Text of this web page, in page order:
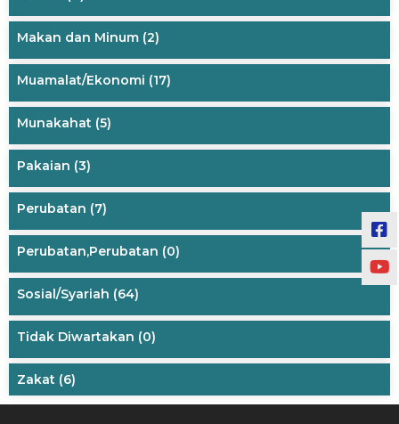
Makan dan Minum (2)
Muamalat/Ekonomi (17)
Munakahat (5)
Pakaian (3)
Perubatan (7)
Perubatan,Perubatan (0)
Sosial/Syariah (64)
Tidak Diwartakan (0)
Zakat (6)